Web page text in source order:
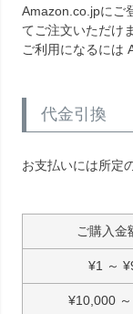
Amazon.co.jpにご
てご注文いただけ
ご利用になるには
代金引換
お支払いには所定
ご購入金
¥1 ～ ¥
¥10,000 ～